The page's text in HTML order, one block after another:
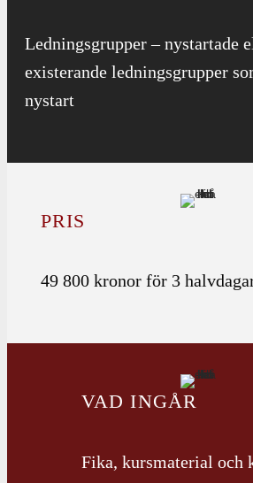
Ledningsgrupper – nystartade
existerande ledningsgrupper
nystart
VAD INGÅR
Fika, kursmaterial och
PRIS
49 800 kronor för 3